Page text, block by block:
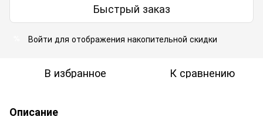
Быстрый заказ
Войти для отображения накопительной скидки
В избранное К сравнению
Описание